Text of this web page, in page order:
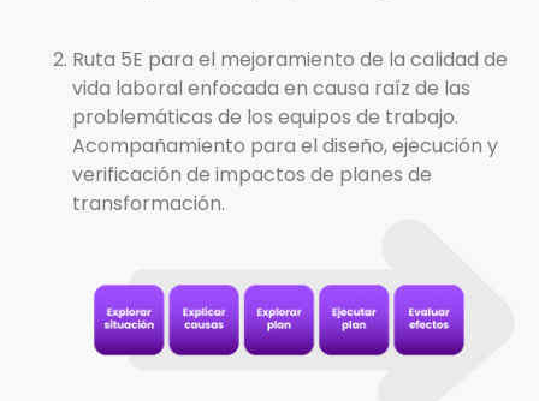
Ruta 5E para el mejoramiento de la calidad de
vida laboral enfocada en causa raíz de las
problemáticas de los equipos de trabajo.
Acompañamiento para el diseño, ejecución y
verificación de impactos de planes de
transformación.